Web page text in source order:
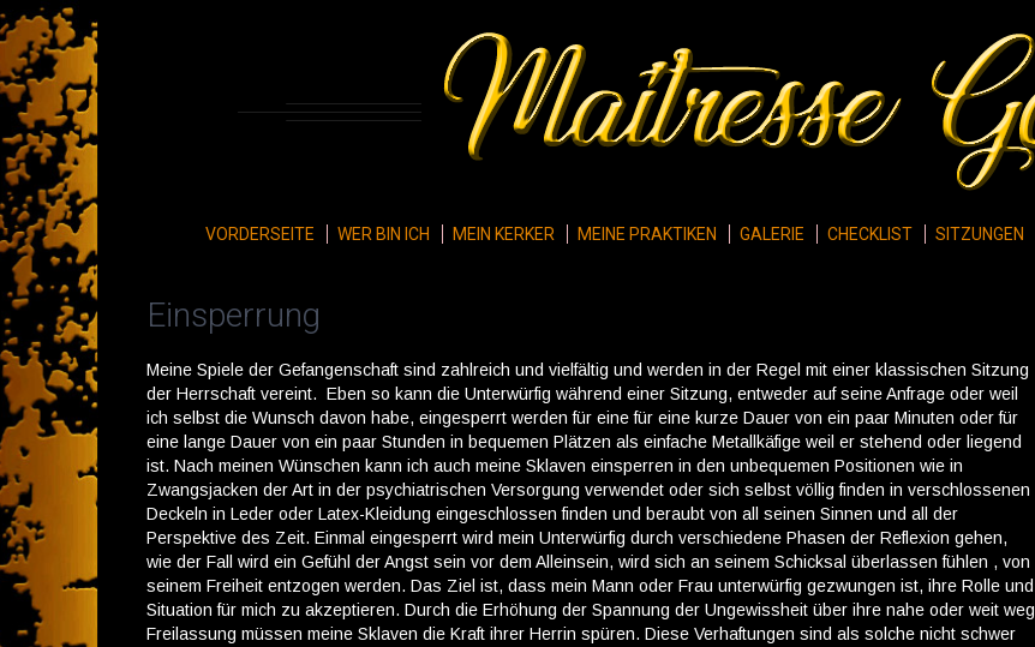
VORDERSEITE WER BIN ICH MEIN KERKER MEINE PRAKTIKEN GALERIE CHECKLIST SITZUNGEN
Einsperrung
Meine Spiele der Gefangenschaft sind zahlreich und vielfältig und werden in der Regel mit einer klassischen Sitzung
der Herrschaft vereint. Eben so kann die Unterwürfig während einer Sitzung, entweder auf seine Anfrage oder weil
ich selbst die Wunsch davon habe, eingesperrt werden für eine für eine kurze Dauer von ein paar Minuten oder für
eine lange Dauer von ein paar Stunden in bequemen Plätzen als einfache Metallkäfige weil er stehend oder liegend
ist. Nach meinen Wünschen kann ich auch meine Sklaven einsperren in den unbequemen Positionen wie in
Zwangsjacken der Art in der psychiatrischen Versorgung verwendet oder sich selbst völlig finden in verschlossenen
Deckeln in Leder oder Latex-Kleidung eingeschlossen finden und beraubt von all seinen Sinnen und all der
Perspektive des Zeit. Einmal eingesperrt wird mein Unterwürfig durch verschiedene Phasen der Reflexion gehen,
wie der Fall wird ein Gefühl der Angst sein vor dem Alleinsein, wird sich an seinem Schicksal überlassen fühlen , von
seinem Freiheit entzogen werden. Das Ziel ist, dass mein Mann oder Frau unterwürfig gezwungen ist, ihre Rolle und
Situation für mich zu akzeptieren. Durch die Erhöhung der Spannung der Ungewissheit über ihre nahe oder weit weg
Freilassung müssen meine Sklaven die Kraft ihrer Herrin spüren. Diese Verhaftungen sind als solche nicht schwer